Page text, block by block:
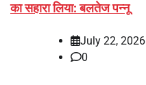
का सहारा लिया: बलतेज पन्नू
July 22, 2026
0